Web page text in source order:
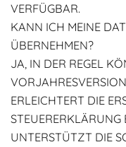
ERFÜGBAR.
KANN ICH MEINE
ÜBERNEHMEN?
JA, IN DER REGEL
ERLEICHTERT DIE
STEUERERKLÄRUNG
UNTERSTÜTZT DIE